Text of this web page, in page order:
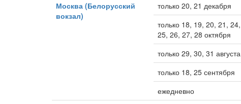
Москва (Белорусский
вокзал)
только 20, 21 декабря
только 18, 19, 20, 21, 24,
25, 26, 27, 28 октября
только 29, 30, 31 августа
только 18, 25 сентября
ежедневно